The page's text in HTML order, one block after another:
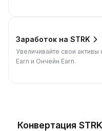
Заработок на STRK
Увеличивайте свои
Earn и Ончейн Earn.
Конвертация